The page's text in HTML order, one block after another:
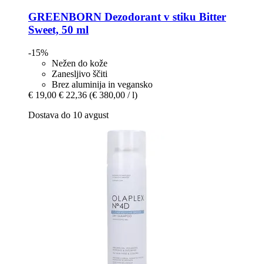
GREENBORN Dezodorant v stiku Bitter
Sweet, 50 ml
-15%
Nežen do kože
Zanesljivo ščiti
Brez aluminija in vegansko
€ 19,00 € 22,36 (€ 380,00 / l)
Dostava do 10 avgust